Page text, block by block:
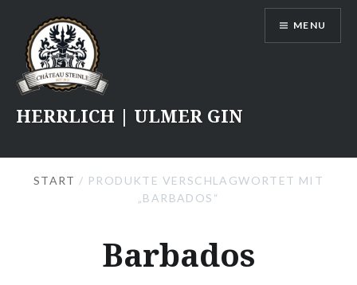
content
HERRLICH | ULMER GIN
MENU
START / PRODUKTE VERSCHLAGWORTET MIT
„BARBADOS“
Barbados